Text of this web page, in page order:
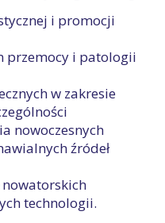
i promocji
przemocy i patologii
w zakresie
nowoczesnych
źródeł
technologii.